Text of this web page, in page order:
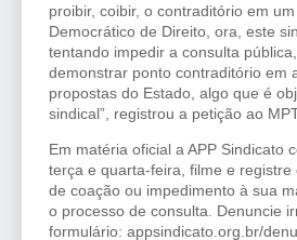
proibir, coibir, o contraditório em
Democrático de Direito, ora, este
tentando impedir a consulta
demonstrar ponto contraditório em
propostas do Estado, algo que é
sindical”, registrou a petição ao
Em matéria oficial a APP Sindicato
terça e quarta-feira, filme e registre
de coação ou impedimento à sua
o processo de consulta. Denuncie
formulário: appsindicato.org.br/